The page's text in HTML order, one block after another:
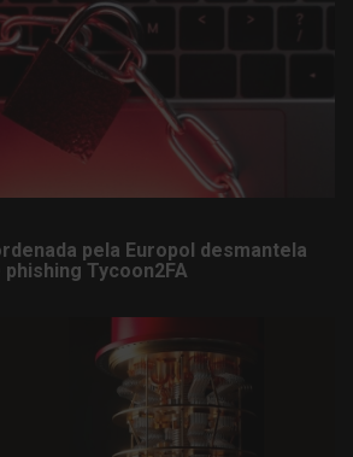
pela Europol desmantela
Tycoon2FA